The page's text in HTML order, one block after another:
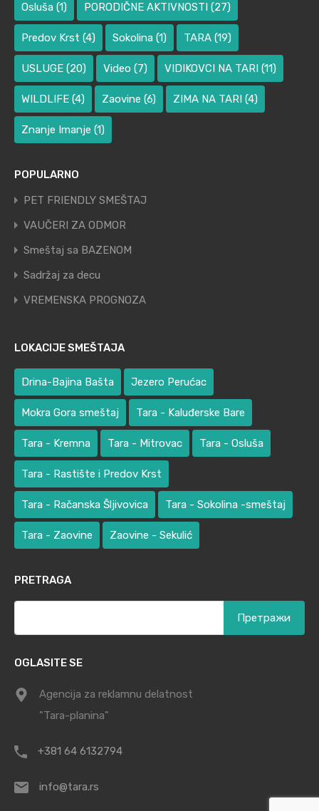
Osluša (1) PORODIČNE AKTIVNOSTI (27)
Predov Krst (4) Sokolina (1) TARA (19)
USLUGE (20) Video (7) VIDIKOVCI NA TARI (11)
WILDLIFE (4) Zaovine (6) ZIMA NA TARI (4)
Znanje Imanje (1)
POPULARNO
PET FRIENDLY SMEŠTAJ
VAUČERI ZA ODMOR
Smeštaj sa BAZENOM
Sadržaj za decu
VREMENSKA PROGNOZA
LOKACIJE SMEŠTAJA
Drina-Bajina Bašta Jezero Perućac
Mokra Gora smeštaj Tara - Kaluđerske Bare
Tara - Kremna Tara - Mitrovac Tara - Osluša
Tara - Rastište i Predov Krst
Tara - Račanska Šljivovica Tara - Sokolina -smeštaj
Tara - Zaovine Zaovine - Sekulić
PRETRAGA
OGLASITE SE
Agencija za reklamnu delatnost
"Tara-planina"
+381 64 6132794
info@tara.rs